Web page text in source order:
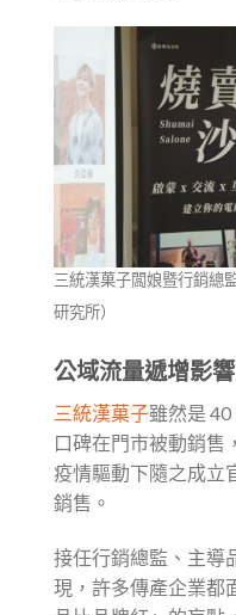
三統漢菓子闆娘暨行銷總
研究所）
公域流量遞增影
三統漢菓子雖然是
口碑在門市被動銷售
疫情驅動下隨之成立
銷售。
接任行銷總監、主導
現，許多傳產企業都